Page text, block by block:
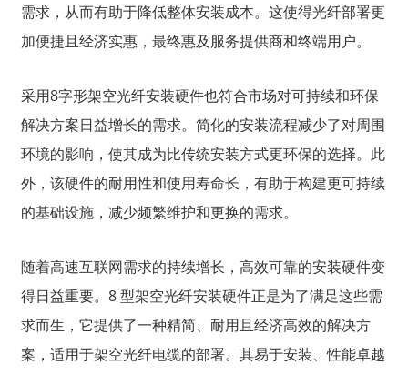
需求，从而有助于降低整体安装成本。这使得光纤部署更
加便捷且经济实惠，最终惠及服务提供商和终端用户。
采用8字形架空光纤安装硬件也符合市场对可持续和环保
解决方案日益增长的需求。简化的安装流程减少了对周围
环境的影响，使其成为比传统安装方式更环保的选择。此
外，该硬件的耐用性和使用寿命长，有助于构建更可持续
的基础设施，减少频繁维护和更换的需求。
随着高速互联网需求的持续增长，高效可靠的安装硬件变
得日益重要。8 型架空光纤安装硬件正是为了满足这些需
求而生，它提供了一种精简、耐用且经济高效的解决方
案，适用于架空光纤电缆的部署。其易于安装、性能卓越